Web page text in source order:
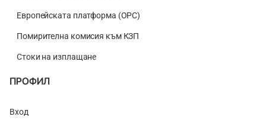
Европейската платформа (ОРС)
Помирителна комисия към КЗП
Стоки на изплащане
ПРОФИЛ
Вход